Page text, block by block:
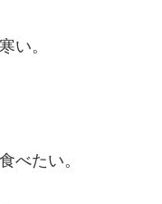
い。
べたい。